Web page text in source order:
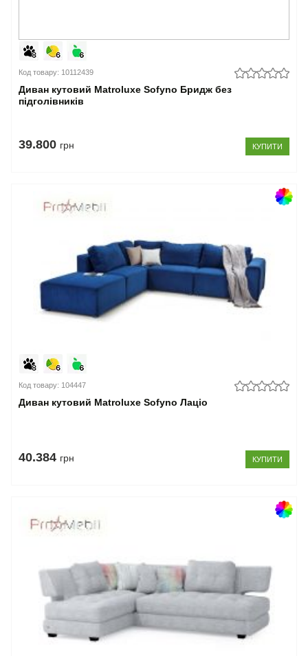
Код товару: 10112439
Диван кутовий Matroluxe Sofyno Бридж без
підголівників
39.800 грн КУПИТИ
Код товару: 104447
Диван кутовий Matroluxe Sofyno Лаціо
40.384 грн КУПИТИ